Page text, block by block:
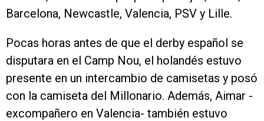
Barcelona, Newcastle, Valencia, PSV y Lille.
Pocas horas antes de que el derby español se
disputara en el Camp Nou, el holandés estuvo
presente en un intercambio de camisetas y posó
con la camiseta del Millonario. Además, Aimar -
excompañero en Valencia- también estuvo